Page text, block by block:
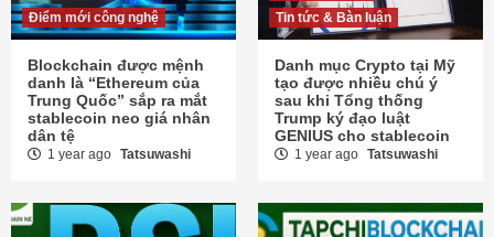
Điểm mới công nghệ
Blockchain được mệnh
danh là “Ethereum của
Trung Quốc” sắp ra mắt
stablecoin neo giá nhân
dân tệ
1 year ago Tatsuwashi
Tin tức & Bàn luận
Danh mục Crypto tại Mỹ
tạo được nhiều chú ý
sau khi Tổng thống
Trump ký đạo luật
GENIUS cho stablecoin
1 year ago Tatsuwashi